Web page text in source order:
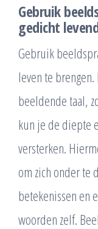
Gebruik
gedicht
Gebruik
leven te
beeldende taal,
kun je de diepte
versterken.
om zich onder te
betekenissen en
woorden zelf.